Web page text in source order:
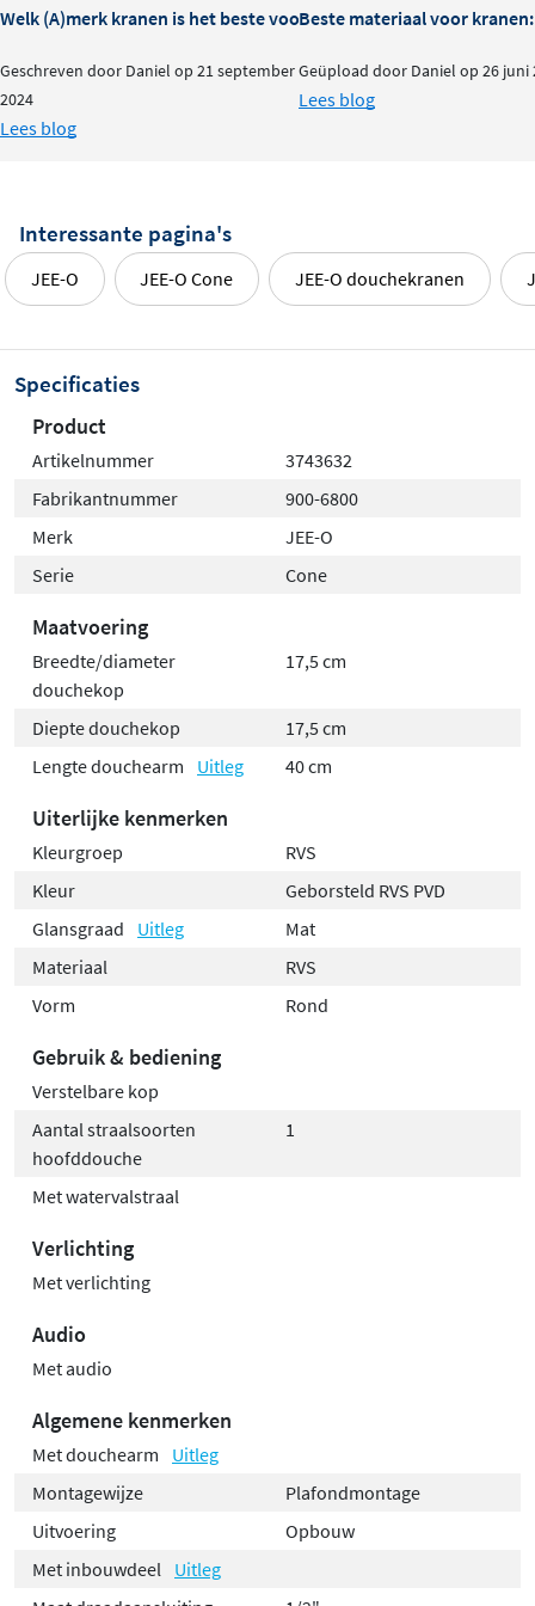
Eenvoudige aansluiting
Met een standaard 1/2 inch draadaansluiting past de
douchekop probleemloos op de meeste
douchesystemen. Het inbouwdeel is niet inbegrepen,
Welk (A)merk kranen is het beste voor je badkamer?
Geschreven door Daniel op 21 september
2024
Lees blog
Beste materiaal voor kranen:
Geüpload door Daniel op 26 juni
Lees blog
Interessante pagina's
JEE-O JEE-O Cone JEE-O douchekranen
Specificaties
Product
Artikelnummer
3743632
Fabrikantnummer
900-6800
Merk
JEE-O
Serie
Cone
Maatvoering
Breedte/diameter
douchekop
17,5 cm
Diepte douchekop
17,5 cm
Lengte douchearm
Uitleg 40 cm
Uiterlijke kenmerken
Kleurgroep
RVS
Kleur
Geborsteld RVS PVD
Glansgraad
Uitleg
Mat
Materiaal
RVS
Vorm
Rond
Gebruik & bediening
Verstelbare kop
Aantal straalsoorten
hoofddouche
1
Met watervalstraal
Verlichting
Met verlichting
Audio
Met audio
Algemene kenmerken
Met douchearm
Uitleg
Montagewijze
Plafondmontage
Uitvoering
Opbouw
Met inbouwdeel
Uitleg